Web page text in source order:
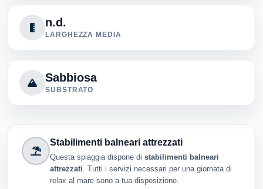
n.d.
LARGHEZZA MEDIA
Sabbiosa
SUBSTRATO
Stabilimenti balneari attrezzati
Questa spiaggia dispone di stabilimenti balneari
attrezzati. Tutti i servizi necessari per una giornata di
relax al mare sono a tua disposizione.